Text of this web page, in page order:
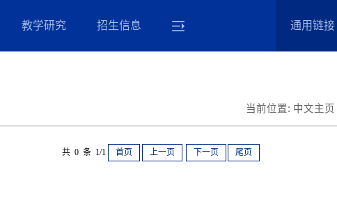
教学研究 招生信息 通用链接
当前位置: 中文主页
共 0 条 1/1 首页 上一页 下一页 尾页